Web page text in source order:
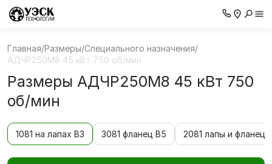
Главная/Размеры/Специального назначения/
АДЧР250M8 45 кВт 750 об/мин
Размеры АДЧР250M8 45 кВт 750
об/мин
1081 на лапах В3 3081 фланец В5 2081 лапы и фланец